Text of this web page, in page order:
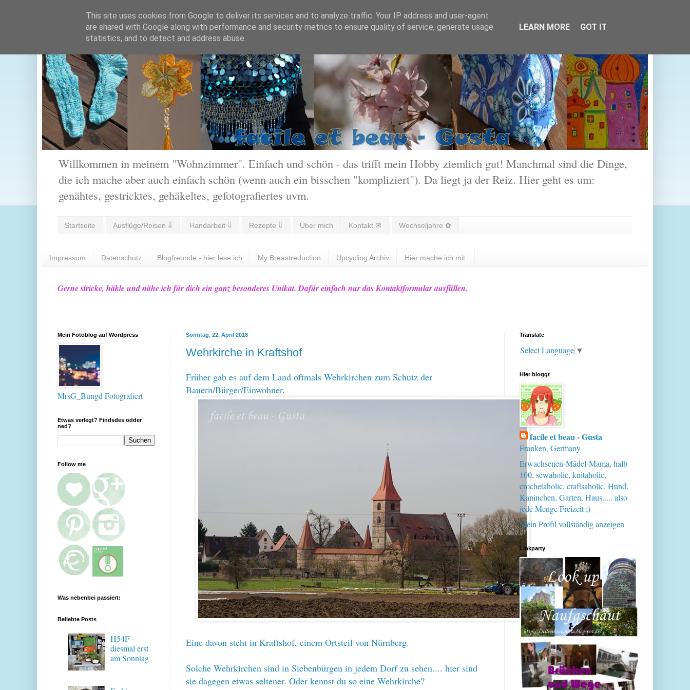
Willkommen in meinem "Wohnzimmer". Einfach und schön - das trifft mein Hobby ziemlich gut! Manchmal sind die Dinge,
die ich mache aber auch einfach schön (wenn auch ein bisschen "kompliziert"). Da liegt ja der Reiz. Hier geht es um:
genähtes, gestricktes, gehäkeltes, gefotografiertes uvm.
Startseite Ausflüge/Reisen ⇓ Handarbeit ⇓ Rezepte ⇓ Über mich Kontakt ✉ Wechseljahre ✿
Impressum Datenschutz Blogfreunde - hier lese ich My Breastreduction Upcycling Archiv Hier mache ich mit:
Gerne stricke, häkle und nähe ich für dich ein ganz besonderes Unikat. Dafür einfach nur das Kontaktformular ausfüllen.
Sonntag, 22. April 2018
Wehrkirche in Kraftshof
Früher gab es auf dem Land oftmals Wehrkirchen zum Schutz der
Bauern/Bürger/Einwohner.
Eine davon steht in Kraftshof, einem Ortsteil von Nürnberg.
Solche Wehrkirchen sind in Siebenbürgen in jedem Dorf zu sehen.... hier sind
sie dagegen etwas seltener. Oder kennst du so eine Wehrkirche?
Mein Fotoblog auf Wordpress
MrsG_Bungd Fotografiert
Etwas verlegt? Findsdes odder
ned?
Follow me
Was nebenbei passiert:
Beliebte Posts
H54F -
diesmal erst
am Sonntag
Translate
Select Language ▼
Hier bloggt
facile et beau - Gusta
Franken, Germany
Erwachsenen-Mädel-Mama, halb
100, sewaholic, knitaholic,
crochetaholic, craftsaholic, Hund,
Kaninchen, Garten, Haus..... also
jede Menge Freizeit ;)
Mein Profil vollständig anzeigen
Linkparty
This site uses cookies from Google to deliver its services and to analyze traffic. Your IP address and user-agent
are shared with Google along with performance and security metrics to ensure quality of service, generate usage
statistics, and to detect and address abuse.
LEARN MORE GOT IT